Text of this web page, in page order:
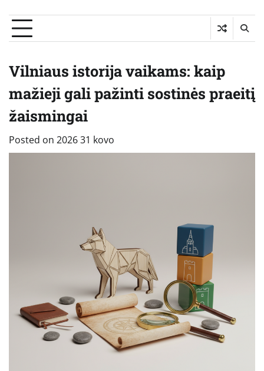
Vilniaus istorija vaikams: kaip
mažieji gali pažinti sostinės praeitį
žaismingai
Posted on 2026 31 kovo